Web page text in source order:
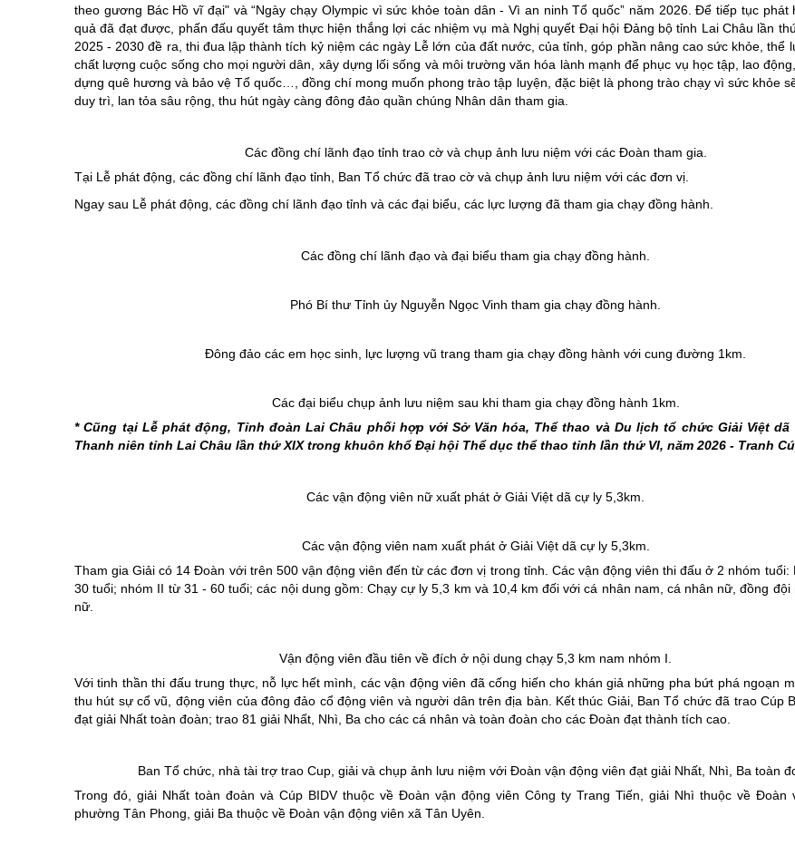
theo gương Bác Hồ vĩ đại" và “Ngày chạy Olympic vì sức khỏe toàn dân - Vì an ninh Tổ quốc” năm 2026. Để tiếp tục phát
quả đã đạt được, phấn đấu quyết tâm thực hiện thắng lợi các nhiệm vụ mà Nghị quyết Đại hội Đảng bộ tỉnh Lai Châu lần
2025 - 2030 đề ra, thi đua lập thành tích kỷ niệm các ngày Lễ lớn của đất nước, của tỉnh, góp phần nâng cao sức khỏe, thể
chất lượng cuộc sống cho mọi người dân, xây dựng lối sống và môi trường văn hóa lành mạnh để phục vụ học tập, lao
dựng quê hương và bảo vệ Tổ quốc…, đồng chí mong muốn phong trào tập luyện, đặc biệt là phong trào chạy vì sức khỏe
duy trì, lan tỏa sâu rộng, thu hút ngày càng đông đảo quần chúng Nhân dân tham gia.
Các đồng chí lãnh đạo tỉnh trao cờ và chụp ảnh lưu niệm với các Đoàn tham gia.
Tại Lễ phát động, các đồng chí lãnh đạo tỉnh, Ban Tổ chức đã trao cờ và chụp ảnh lưu niệm với các đơn vị.
Ngay sau Lễ phát động, các đồng chí lãnh đạo tỉnh và các đại biểu, các lực lượng đã tham gia chạy đồng hành.
Các đồng chí lãnh đạo và đại biểu tham gia chạy đồng hành.
Phó Bí thư Tỉnh ủy Nguyễn Ngọc Vinh tham gia chạy đồng hành.
Đông đảo các em học sinh, lực lượng vũ trang tham gia chạy đồng hành với cung đường 1km.
Các đại biểu chụp ảnh lưu niệm sau khi tham gia chạy đồng hành 1km.
* Cũng tại Lễ phát động, Tỉnh đoàn Lai Châu phối hợp với Sở Văn hóa, Thể thao và Du lịch tổ chức Giải Việt
Thanh niên tỉnh Lai Châu lần thứ XIX trong khuôn khổ Đại hội Thể dục thể thao tỉnh lần thứ VI, năm 2026 - Tranh
Các vận động viên nữ xuất phát ở Giải Việt dã cự ly 5,3km.
Các vận động viên nam xuất phát ở Giải Việt dã cự ly 5,3km.
Tham gia Giải có 14 Đoàn với trên 500 vận động viên đến từ các đơn vị trong tỉnh. Các vận động viên thi đấu ở 2 nhóm tuổi:
30 tuổi; nhóm II từ 31 - 60 tuổi; các nội dung gồm: Chạy cự ly 5,3 km và 10,4 km đối với cá nhân nam, cá nhân nữ, đồng đội
nữ.
Vận động viên đầu tiên về đích ở nội dung chạy 5,3 km nam nhóm I.
​Với tinh thần thi đấu trung thực, nỗ lực hết mình, các vận động viên đã cống hiến cho khán giả những pha bứt phá ngoạn
thu hút sự cổ vũ, động viên của đông đảo cổ động viên và người dân trên địa bàn. Kết thúc Giải, Ban Tổ chức đã trao Cúp
đạt giải Nhất toàn đoàn; trao 81 giải Nhất, Nhì, Ba cho các cá nhân và toàn đoàn cho các Đoàn đạt thành tích cao.
Ban Tổ chức, nhà tài trợ trao Cup, giải và chụp ảnh lưu niệm với Đoàn vận động viên đạt giải Nhất, Nhì, Ba toàn
Trong đó, giải Nhất toàn đoàn và Cúp BIDV thuộc về Đoàn vận động viên Công ty Trang Tiến, giải Nhì thuộc về Đoàn
phường Tân Phong, giải Ba thuộc về Đoàn vận động viên xã Tân Uyên.